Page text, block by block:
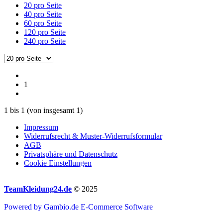
20 pro Seite
40 pro Seite
60 pro Seite
120 pro Seite
240 pro Seite
1
1 bis 1 (von insgesamt 1)
Impressum
Widerrufsrecht & Muster-Widerrufsformular
AGB
Privatsphäre und Datenschutz
Cookie Einstellungen
TeamKleidung24.de © 2025
Powered by Gambio.de E-Commerce Software